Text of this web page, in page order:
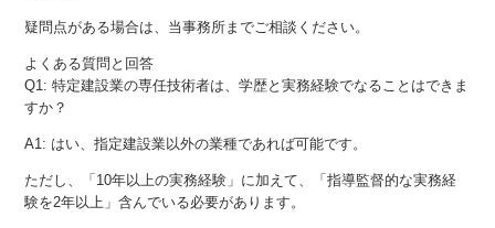
疑問点がある場合は、当事務所までご相談ください。
よくある質問と回答
Q1: 特定建設業の専任技術者は、学歴と実務経験でなることはできま
すか？
A1: はい、指定建設業以外の業種であれば可能です。
ただし、「10年以上の実務経験」に加えて、「指導監督的な実務経
験を2年以上」含んでいる必要があります。